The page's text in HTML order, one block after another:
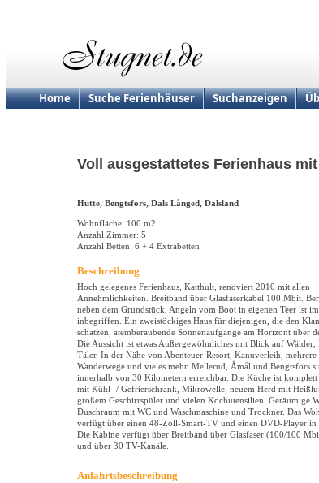
Home Suche Ferienhäuser Suchanzeigen
Voll ausgestattetes Ferienhaus
Hütte, Bengtsfors, Dals Långed, Dalsland
Wohnfläche: 100 m2
Anzahl Zimmer: 5
Anzahl Betten: 6 + 4 Extrabetten
Beschreibung
Hoch gelegenes Ferienhaus, Katthult, renoviert 2010 mit allen
Annehmlichkeiten. Breitband über Glasfaserkabel 100 Mbit.
neben dem Grundstück, Angeln vom Boot in eigenen Teer ist
inbegriffen. Ein zweistöckiges Haus für diejenigen, die den
schätzen, atemberaubende Sonnenaufgänge am Horizont über
Die Aussicht ist etwas Außergewöhnliches mit Blick auf Wälder,
Täler. In der Nähe von Abenteuer-Resort, Kanuverleih, mehrere
Wanderwege und vieles mehr. Mellerud, Åmål und Bengtsfors
innerhalb von 30 Kilometern erreichbar. Die Küche ist komplett
mit Kühl- / Gefrierschrank, Mikrowelle, neuem Herd mit
großem Geschirrspüler und vielen Kochutensilien. Geräumige
Duschraum mit WC und Waschmaschine und Trockner. Das
verfügt über einen 48-Zoll-Smart-TV und einen DVD-Player in
Die Kabine verfügt über Breitband über Glasfaser (100/100
und über 30 TV-Kanäle.
Anfahrtsbeschreibung